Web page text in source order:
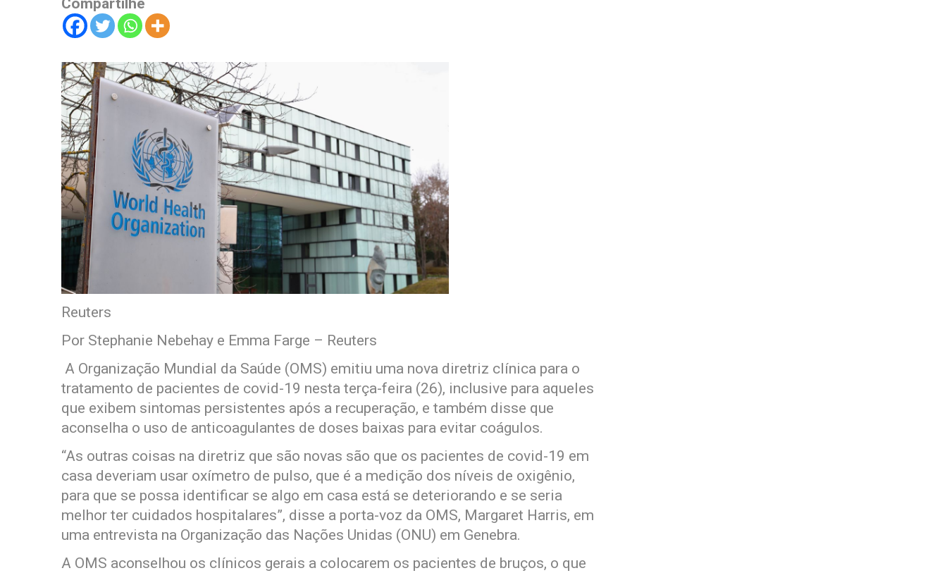
Compartilhe
Reuters
Por Stephanie Nebehay e Emma Farge – Reuters
A Organização Mundial da Saúde (OMS) emitiu uma nova diretriz clínica para o
tratamento de pacientes de covid-19 nesta terça-feira (26), inclusive para aqueles
que exibem sintomas persistentes após a recuperação, e também disse que
aconselha o uso de anticoagulantes de doses baixas para evitar coágulos.
“As outras coisas na diretriz que são novas são que os pacientes de covid-19 em
casa deveriam usar oxímetro de pulso, que é a medição dos níveis de oxigênio,
para que se possa identificar se algo em casa está se deteriorando e se seria
melhor ter cuidados hospitalares”, disse a porta-voz da OMS, Margaret Harris, em
uma entrevista na Organização das Nações Unidas (ONU) em Genebra.
A OMS aconselhou os clínicos gerais a colocarem os pacientes de bruços, o que